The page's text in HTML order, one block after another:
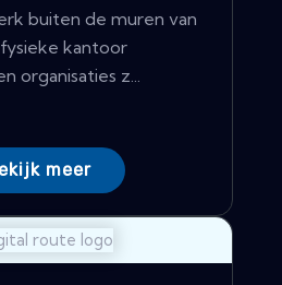
buiten de muren van
kantoor
organisaties z...
meer